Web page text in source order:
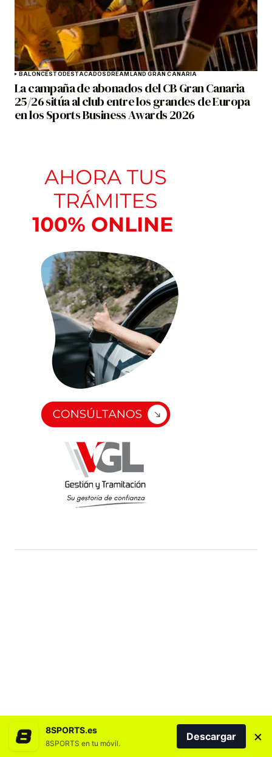
BALONCESTO DESTACADOS DREAMLAND GRAN CANARIA
La campaña de abonados del CB Gran Canaria
25/26 sitúa al club entre los grandes de Europa
en los Sports Business Awards 2026
8SPORTS.es
8SPORTS en tu móvil.
Descargar ×